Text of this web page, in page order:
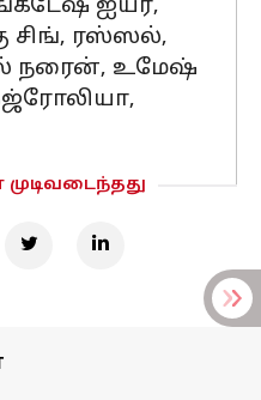
ஐயர்,
சிங், ரஸ்ஸல்,
நரைன், உமேஷ்